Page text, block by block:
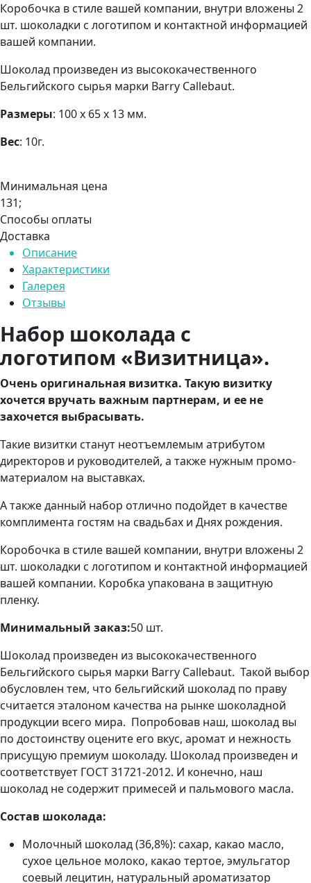
Коробочка в стиле вашей компании, внутри вложены 2
шт. шоколадки с логотипом и контактной информацией
вашей компании.
Шоколад произведен из высококачественного
Бельгийского сырья марки Barry Callebaut.
Размеры: 100 х 65 х 13 мм.
Вес: 10г.
Минимальная цена
131;
Способы оплаты
Доставка
Описание
Характеристики
Галерея
Отзывы
Набор шоколада с
логотипом «Визитница».
Очень оригинальная визитка. Такую визитку
хочется вручать важным партнерам, и ее не
захочется выбрасывать.
Такие визитки станут неотъемлемым атрибутом
директоров и руководителей, а также нужным промо-
материалом на выставках.
А также данный набор отлично подойдет в качестве
комплимента гостям на свадьбах и Днях рождения.
Коробочка в стиле вашей компании, внутри вложены 2
шт. шоколадки с логотипом и контактной информацией
вашей компании. Коробка упакована в защитную
пленку.
Минимальный заказ:50 шт.
Шоколад произведен из высококачественного
Бельгийского сырья марки Barry Callebaut. Такой выбор
обусловлен тем, что бельгийский шоколад по праву
считается эталоном качества на рынке шоколадной
продукции всего мира. Попробовав наш, шоколад вы
по достоинству оцените его вкус, аромат и нежность
присущую премиум шоколаду. Шоколад произведен и
соответствует ГОСТ 31721-2012. И конечно, наш
шоколад не содержит примесей и пальмового масла.
Состав шоколада:
Молочный шоколад (36,8%): сахар, какао масло,
сухое цельное молоко, какао тертое, эмульгатор
соевый лецитин, натуральный ароматизатор